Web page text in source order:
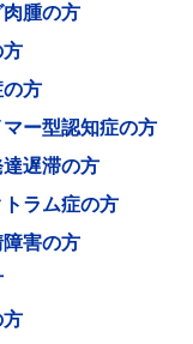
腫の方
方
ー型認知症の方
遅滞の方
ラム症の方
害の方